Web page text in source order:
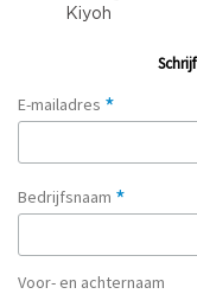
E-mailadres *
Bedrijfsnaam *
Voor- en achternaam